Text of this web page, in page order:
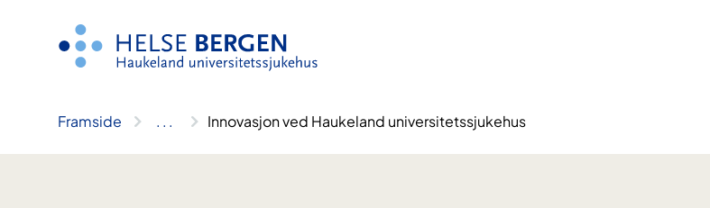
Framside .. . Innovasjon ved Haukeland universitetssjukehus